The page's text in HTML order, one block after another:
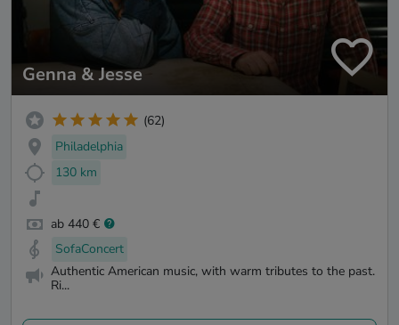
Genna & Jesse
(62)
Philadelphia
130 km
ab 440 €
SofaConcert
Authentic American music, with warm tributes to the past.
Ri...